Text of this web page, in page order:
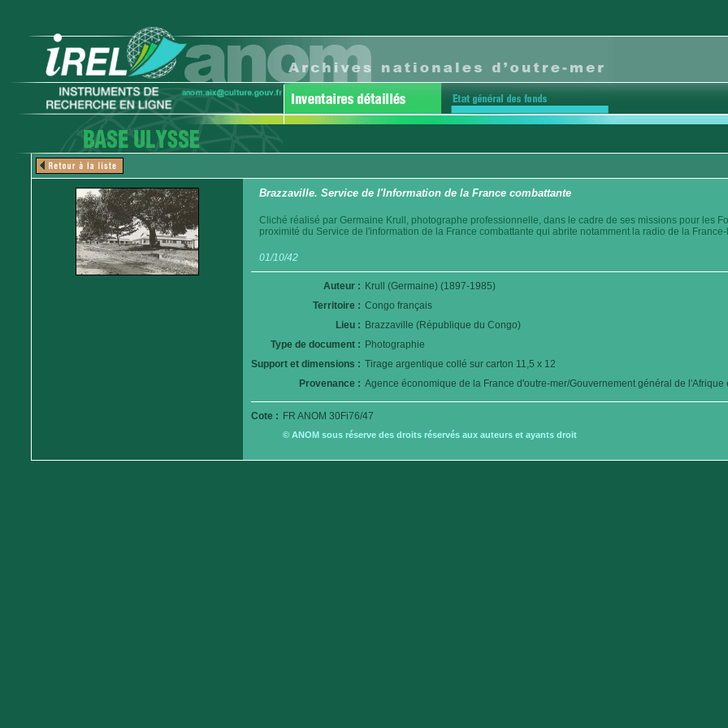
Brazzaville. Service de l'Information de la France combattante
Cliché réalisé par Germaine Krull, photographe professionnelle, dans le cadre de ses missions pour les
proximité du Service de l'information de la France combattante qui abrite notamment la radio de la
01/10/42
Auteur : Krull (Germaine) (1897-1985)
Territoire : Congo français
Lieu : Brazzaville (République du Congo)
Type de document : Photographie
Support et dimensions : Tirage argentique collé sur carton 11,5 x 12
Provenance : Agence économique de la France d'outre-mer/Gouvernement général de l'Afrique
Cote : FR ANOM 30Fi76/47
© ANOM sous réserve des droits réservés aux auteurs et ayants droit